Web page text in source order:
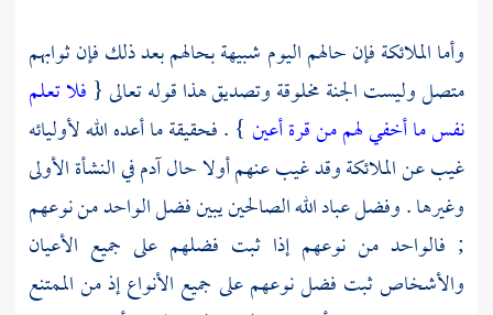
وأما الملائكة فإن حالهم اليوم شبيهة بحالهم بعد ذلك فإن ثوابهم
متصل وليست الجنة مخلوقة وتصديق هذا قوله تعالى { فلا تعلم
نفس ما أخفي لهم من قرة أعين } . فحقيقة ما أعده الله لأوليائه
غيب عن الملائكة وقد غيب عنهم أولا حالآدمفي النشأة الأولى
وغيرها . وفضل عباد الله الصالحين يبين فضل الواحد من نوعهم
; فالواحد من نوعهم إذا ثبت فضلهم على جميع الأعيان
والأشخاص ثبت فضل نوعهم على جميع الأنواع إذ من الممتنع